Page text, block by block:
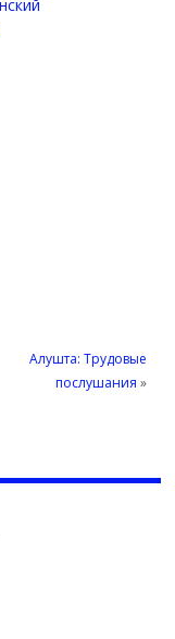
Алушта: Трудовые
послушания »